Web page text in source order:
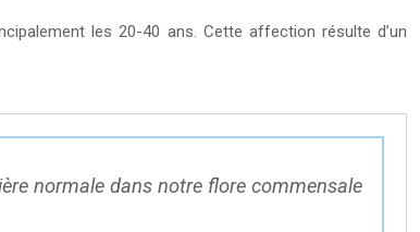
les 20-40 ans. Cette affection résulte d’un
normale dans notre flore commensale